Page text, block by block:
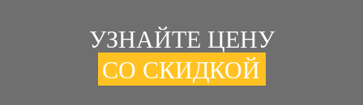
УЗНАЙТЕ ЦЕНУ
СО СКИДКОЙ